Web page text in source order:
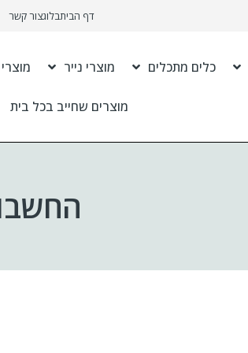
דף הביתבלוגצור קשר
כלים מתכלים מוצרי נייר מוצרי
מוצרים שחייב בכל בית